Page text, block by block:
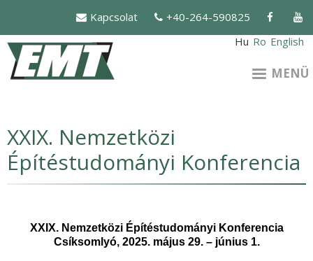
tartalomra
Kapcsolat
+40-264-590825
Hu Ro English
MENÜ
XXIX. Nemzetközi
Építéstudományi Konferencia
XXIX. Nemzetközi Építéstudományi Konferencia
Csíksomlyó, 2025. május 29. – június 1.